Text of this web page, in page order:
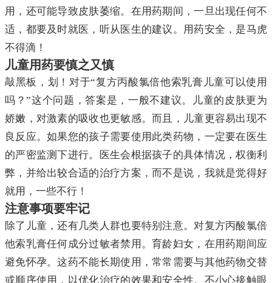
用，还可能导致皮肤萎缩。在用药期间，一旦出现任何不
适，都要及时就医，听从医生的建议。用药安全，是马虎
不得滴！
儿童用药要慎之又慎
敲黑板，划！对于“复方丙酸氯倍他索乳膏儿童可以使用
吗？”这个问题，答案是，一般不建议。儿童的皮肤更为
娇嫩，对激素的吸收也更敏感。而且，儿童更容易出现不
良反应。如果您的孩子需要使用此类药物，一定要在医生
的严密监测下进行。医生会根据孩子的具体情况，权衡利
弊，并给出较合适的治疗方案，而不是说，我就是觉得好
就用，一些不行！
注意事项要牢记
除了儿童，还有几类人群也要特别注意。对复方丙酸氯倍
他索乳膏任何成分过敏者禁用。育龄妇女，在用药期间应
避免怀孕。这药不能长期使用，常常需要与其他药物交替
或顺序使用，以优化治疗的效果和安全性。不小心接触眼